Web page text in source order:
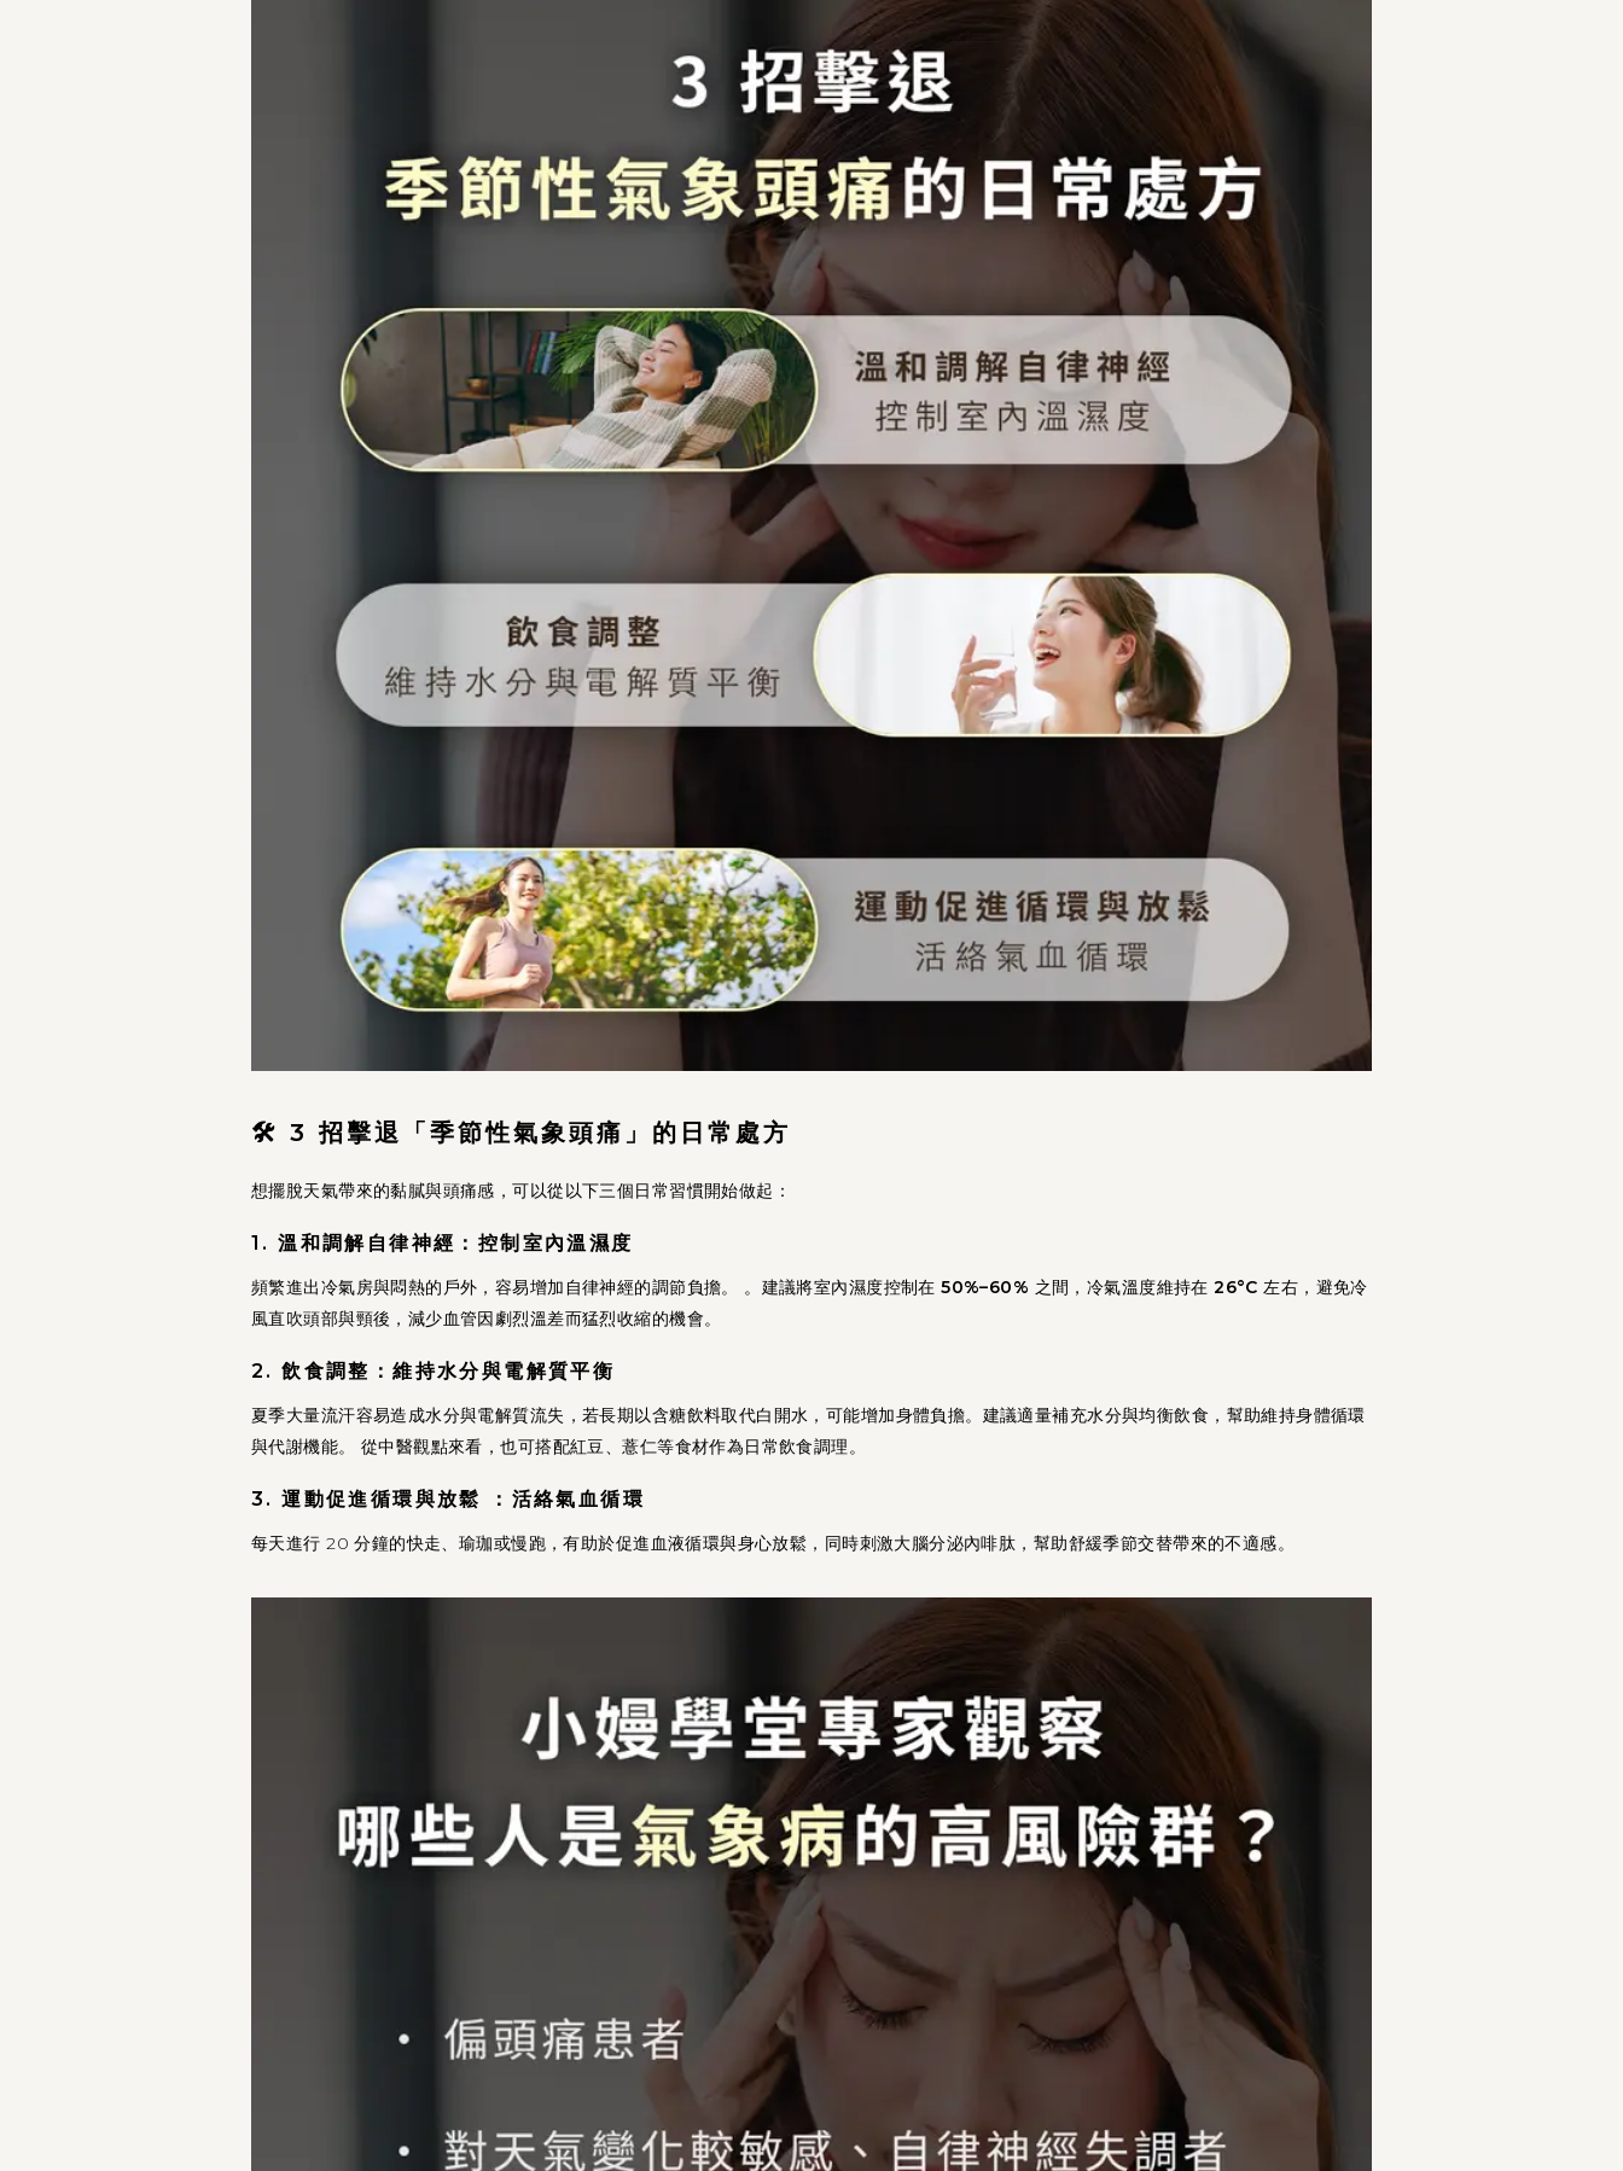
🛠️ 3 招擊退「季節性氣象頭痛」的日常處方
想擺脫天氣帶來的黏膩與頭痛感，可以從以下三個日常習慣開始做起：
1. 溫和調解自律神經：控制室內溫濕度
頻繁進出冷氣房與悶熱的戶外，容易增加自律神經的調節負擔。 。建議將室內濕度控制在50%–60% 之間，冷氣溫度維持在26°C 左右，避免冷
風直吹頭部與頸後，減少血管因劇烈溫差而猛烈收縮的機會。
2. 飲食調整：維持水分與電解質平衡
夏季大量流汗容易造成水分與電解質流失，若長期以含糖飲料取代白開水，可能增加身體負擔。建議適量補充水分與均衡飲食，幫助維持身體循環
與代謝機能。 從中醫觀點來看，也可搭配紅豆、薏仁等食材作為日常飲食調理。
3. 運動促進循環與放鬆 ：活絡氣血循環
每天進行 20 分鐘的快走、瑜珈或慢跑，有助於促進血液循環與身心放鬆，同時刺激大腦分泌內啡肽，幫助舒緩季節交替帶來的不適感。